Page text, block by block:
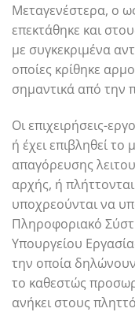
Μεταγενέστερα, ο
επεκτάθηκε και
με συγκεκριμένα
οποίες κρίθηκε
σημαντικά από την
Οι επιχειρήσεις-
ή έχει επιβληθεί
απαγόρευσης
αρχής, ή
υποχρεούνται να
Πληροφοριακό
Υπουργείου
την οποία δηλώνουν
το καθεστώς
ανήκει στους